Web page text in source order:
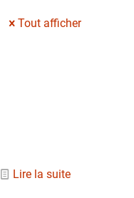
Tout afficher
Lire la suite